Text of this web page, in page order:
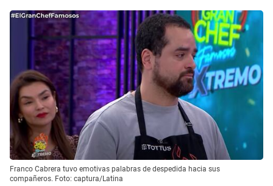
Franco Cabrera tuvo emotivas palabras de despedida hacia sus
compañeros. Foto: captura/Latina